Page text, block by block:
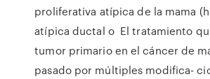
proliferativa atípica de la mama
atípica ductal o El tratamiento
tumor primario en el cáncer de
pasado por múltiples modifica-